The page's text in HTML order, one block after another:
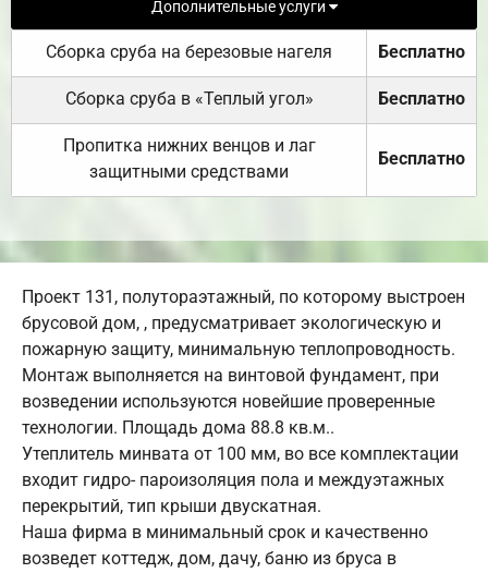
Дополнительные услуги
Сборка сруба на березовые нагеля Бесплатно
Сборка сруба в «Теплый угол» Бесплатно
Пропитка нижних венцов и лаг
защитными средствами
Бесплатно
Проект 131, полутораэтажный, по которому выстроен
брусовой дом, , предусматривает экологическую и
пожарную защиту, минимальную теплопроводность.
Монтаж выполняется на винтовой фундамент, при
возведении используются новейшие проверенные
технологии. Площадь дома 88.8 кв.м..
Утеплитель минвата от 100 мм, во все комплектации
входит гидро- пароизоляция пола и междуэтажных
перекрытий, тип крыши двускатная.
Наша фирма в минимальный срок и качественно
возведет коттедж, дом, дачу, баню из бруса в